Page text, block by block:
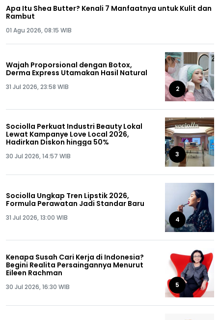
Apa Itu Shea Butter? Kenali 7 Manfaatnya untuk Kulit dan
Rambut
01 Agu 2026, 08:15 WIB
Wajah Proporsional dengan Botox,
Derma Express Utamakan Hasil Natural
31 Jul 2026, 23:58 WIB 2
Sociolla Perkuat Industri Beauty Lokal
Lewat Kampanye Love Local 2026,
Hadirkan Diskon hingga 50%
30 Jul 2026, 14:57 WIB 3
Sociolla Ungkap Tren Lipstik 2026,
Formula Perawatan Jadi Standar Baru
31 Jul 2026, 13:00 WIB 4
Kenapa Susah Cari Kerja di Indonesia?
Begini Realita Persaingannya Menurut
Eileen Rachman
30 Jul 2026, 16:30 WIB 5